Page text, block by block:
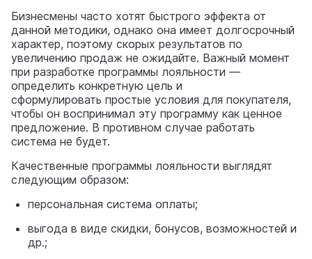
Бизнесмены часто хотят быстрого эффекта от
данной методики, однако она имеет долгосрочный
характер, поэтому скорых результатов по
увеличению продаж не ожидайте. Важный момент
при разработке программы лояльности —
определить конкретную цель и
сформулировать простые условия для покупателя,
чтобы он воспринимал эту программу как ценное
предложение. В противном случае работать
система не будет.
Качественные программы лояльности выглядят
следующим образом:
персональная система оплаты;
выгода в виде скидки, бонусов, возможностей и
др.;